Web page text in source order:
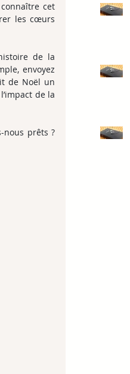
cet
les cœurs
de la
envoyez
de Noël un
de la
nous prêts ?